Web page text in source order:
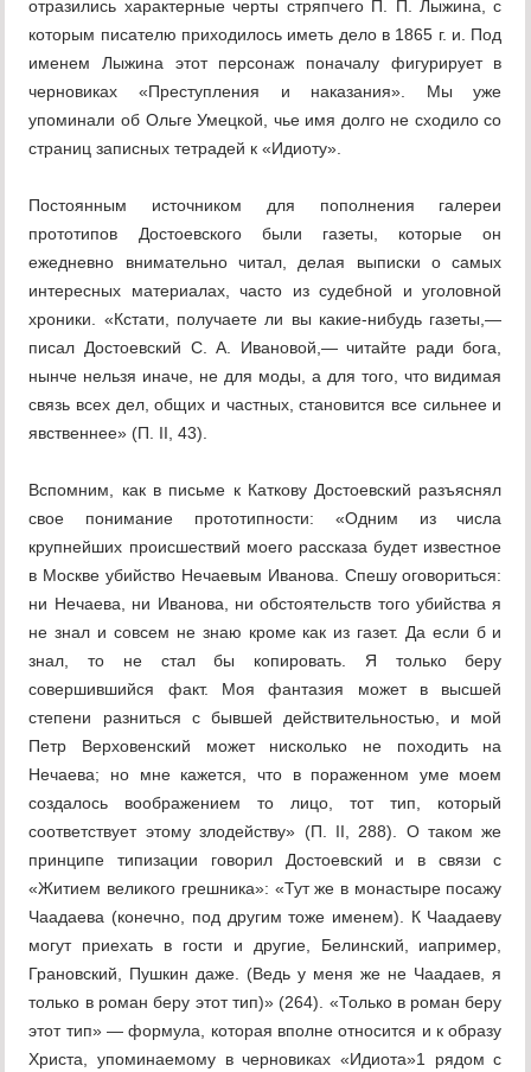
отразились характерные черты стряпчего П. П. Лыжина, с
которым писателю приходилось иметь дело в 1865 г. и. Под
именем Лыжина этот персонаж поначалу фигурирует в
черновиках «Преступления и наказания». Мы уже
упоминали об Ольге Умецкой, чье имя долго не сходило со
страниц записных тетрадей к «Идиоту».
Постоянным источником для пополнения галереи
прототипов Достоевского были газеты, которые он
ежедневно внимательно читал, делая выписки о самых
интересных материалах, часто из судебной и уголовной
хроники. «Кстати, получаете ли вы какие-нибудь газеты,—
писал Достоевский С. А. Ивановой,— читайте ради бога,
нынче нельзя иначе, не для моды, а для того, что видимая
связь всех дел, общих и частных, становится все сильнее и
явственнее» (П. II, 43).
Вспомним, как в письме к Каткову Достоевский разъяснял
свое понимание прототипности: «Одним из числа
крупнейших происшествий моего рассказа будет известное
в Москве убийство Нечаевым Иванова. Спешу оговориться:
ни Нечаева, ни Иванова, ни обстоятельств того убийства я
не знал и совсем не знаю кроме как из газет. Да если б и
знал, то не стал бы копировать. Я только беру
совершившийся факт. Моя фантазия может в высшей
степени разниться с бывшей действительностью, и мой
Петр Верховенский может нисколько не походить на
Нечаева; но мне кажется, что в пораженном уме моем
создалось воображением то лицо, тот тип, который
соответствует этому злодейству» (П. II, 288). О таком же
принципе типизации говорил Достоевский и в связи с
«Житием великого грешника»: «Тут же в монастыре посажу
Чаадаева (конечно, под другим тоже именем). К Чаадаеву
могут приехать в гости и другие, Белинский, иапример,
Грановский, Пушкин даже. (Ведь у меня же не Чаадаев, я
только в роман беру этот тип)» (264). «Только в роман беру
этот тип» — формула, которая вполне относится и к образу
Христа, упоминаемому в черновиках «Идиота»1 рядом с